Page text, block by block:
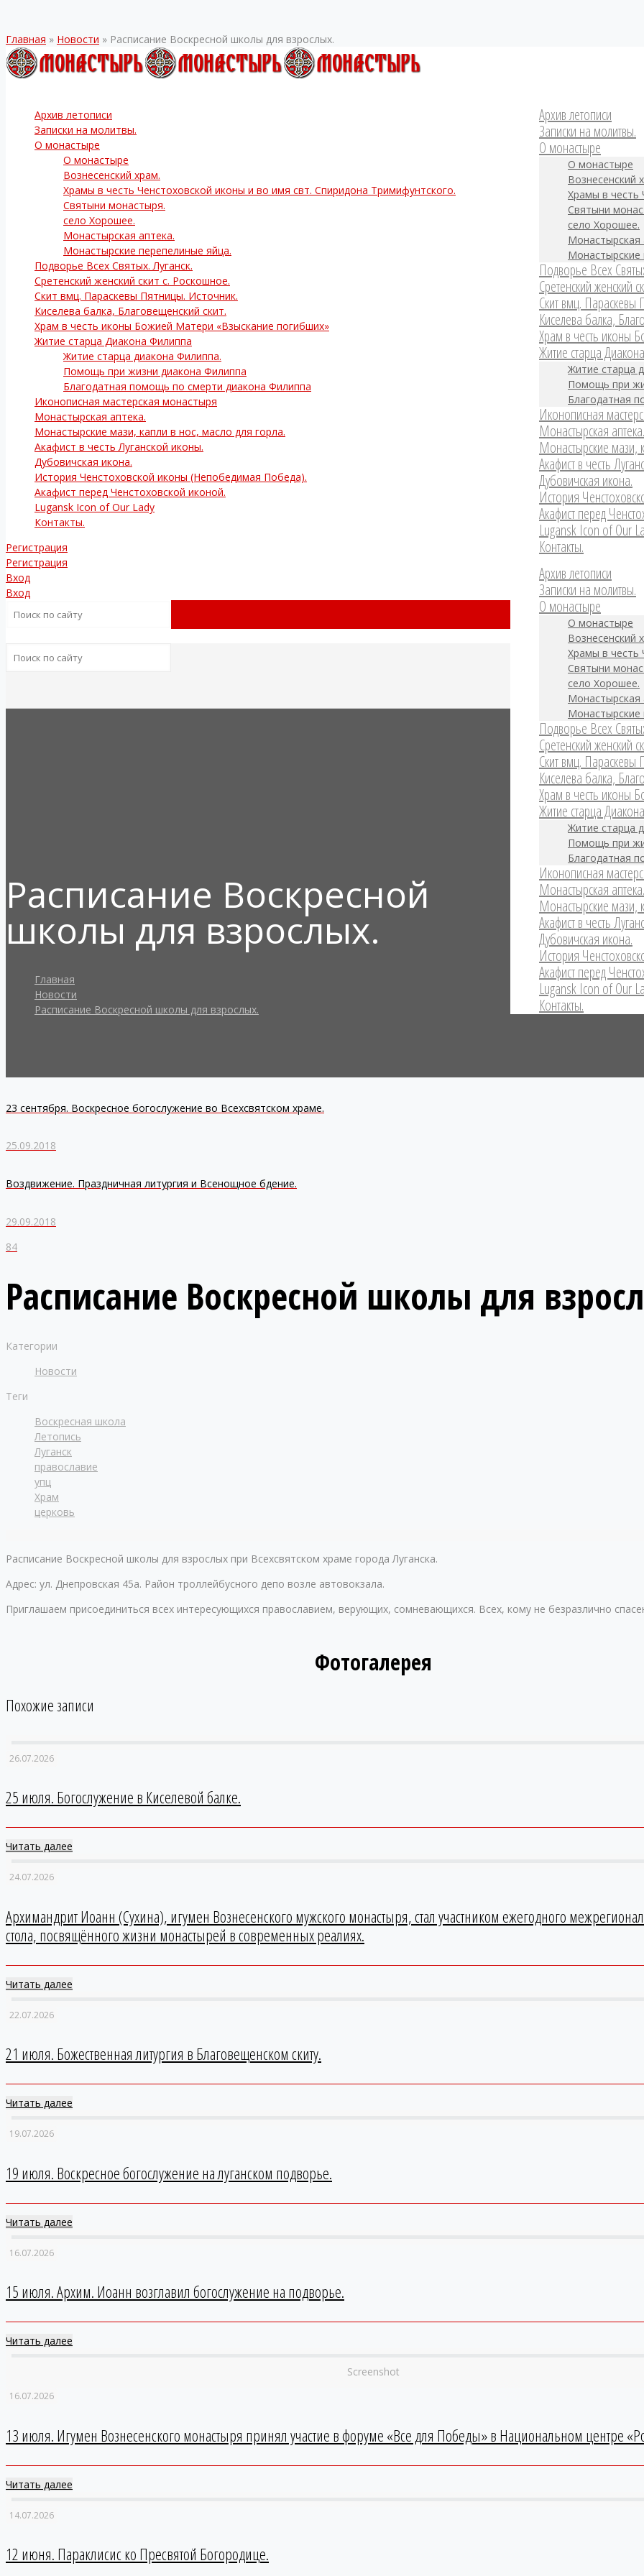
Главная » Новости » Расписание Воскресной школы для взрослых.
Архив летописи
Записки на молитвы.
О монастыре
О монастыре
Вознесенский
Храмы в честь
Святыни
село Хорошее.
Монастырская
Монастырские
Подворье Всех
Сретенский женский
Скит вмц. Параскевы
Киселева балка,
Храм в честь иконы
Житие старца
Житие старца
Помощь при
Благодатная
Иконописная
Монастырская аптека.
Монастырские мази,
Акафист в честь
Дубовичская икона.
История
Акафист перед
Lugansk Icon of Our
Контакты.
Архив летописи
Записки на молитвы.
О монастыре
О монастыре
Вознесенский
Храмы в честь
Святыни
село Хорошее.
Монастырская
Монастырские
Подворье Всех
Сретенский женский
Скит вмц. Параскевы
Киселева балка,
Храм в честь иконы
Житие старца
Житие старца
Помощь при
Благодатная
Иконописная
Монастырская аптека.
Монастырские мази,
Акафист в честь
Дубовичская икона.
История
Акафист перед
Lugansk Icon of Our
Контакты.
Архив летописи
Записки на молитвы.
О монастыре
О монастыре
Вознесенский храм.
Храмы в честь Ченстоховской иконы и во имя свт. Спиридона Тримифунтского.
Святыни монастыря.
село Хорошее.
Монастырская аптека.
Монастырские перепелиные яйца.
Подворье Всех Святых. Луганск.
Сретенский женский скит с. Роскошное.
Скит вмц. Параскевы Пятницы. Источник.
Киселева балка, Благовещенский скит.
Храм в честь иконы Божией Матери «Взыскание погибших»
Житие старца Диакона Филиппа
Житие старца диакона Филиппа.
Помощь при жизни диакона Филиппа
Благодатная помощь по смерти диакона Филиппа
Иконописная мастерская монастыря
Монастырская аптека.
Монастырские мази, капли в нос, масло для горла.
Акафист в честь Луганской иконы.
Дубовичская икона.
История Ченстоховской иконы (Непобедимая Победа).
Акафист перед Ченстоховской иконой.
Lugansk Icon of Our Lady
Контакты.
Регистрация
Регистрация
Вход
Вход
Расписание Воскресной
школы для взрослых.
Главная
Новости
Расписание Воскресной школы для взрослых.
23 сентября. Воскресное богослужение во Всехсвятском храме.
25.09.2018
Воздвижение. Праздничная литургия и Всенощное бдение.
29.09.2018
84
Расписание Воскресной школы для
Категории
Новости
Теги
Воскресная школа
Летопись
Луганск
православие
упц
Храм
церковь
Расписание Воскресной школы для взрослых при Всехсвятском храме города Луганска.
Адрес: ул. Днепровская 45а. Район троллейбусного депо возле автовокзала.
Приглашаем присоединиться всех интересующихся православием, верующих, сомневающихся. Всех, кому не безразлично
Фотогалерея
Похожие записи
26.07.2026
25 июля. Богослужение в Киселевой балке.
Читать далее
24.07.2026
Архимандрит Иоанн (Сухина), игумен Вознесенского мужского монастыря, стал участником ежегодного
стола, посвящённого жизни монастырей в современных реалиях.
Читать далее
22.07.2026
21 июля. Божественная литургия в Благовещенском скиту.
Читать далее
19.07.2026
19 июля. Воскресное богослужение на луганском подворье.
Читать далее
16.07.2026
15 июля. Архим. Иоанн возглавил богослужение на подворье.
Читать далее
Screenshot
16.07.2026
13 июля. Игумен Вознесенского монастыря принял участие в форуме «Все для Победы» в Национальном центре
Читать далее
14.07.2026
12 июня. Параклисис ко Пресвятой Богородице.